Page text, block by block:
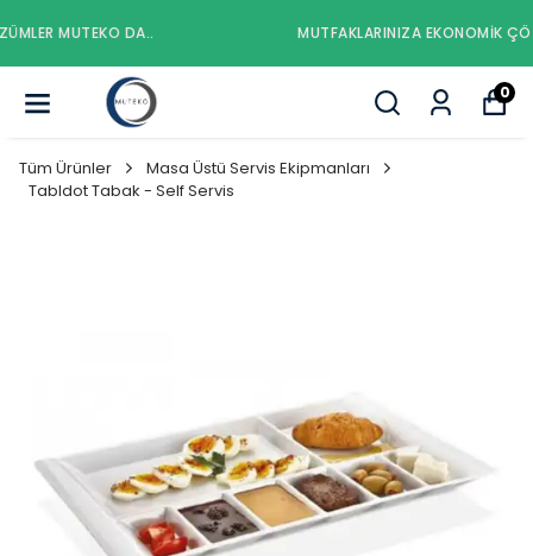
MUTFAKLARINIZA EKONOMIK ÇÖZÜMLER MUTEKO DA..
0
Tüm Ürünler
Masa Üstü Servis Ekipmanları
Tabldot Tabak - Self Servis